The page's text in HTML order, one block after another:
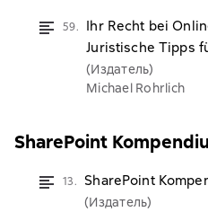
59.
Ihr Recht bei
Juristische Tipps
(Издатель)
Michael Rohrlich
SharePoint
13. SharePoint
(Издатель)